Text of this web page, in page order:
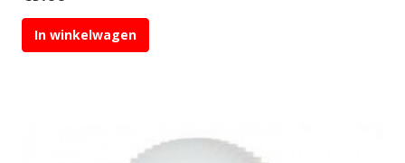
In winkelwagen